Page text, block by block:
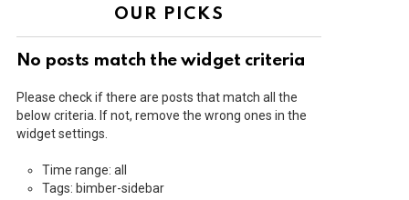
OUR PICKS
No posts match the widget criteria
Please check if there are posts that match all the
below criteria. If not, remove the wrong ones in the
widget settings.
Time range: all
Tags: bimber-sidebar